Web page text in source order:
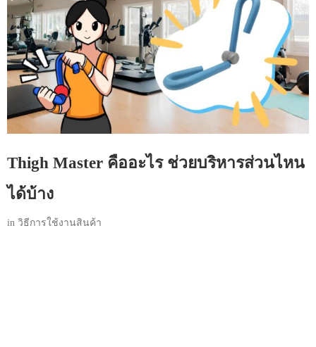
Thigh Master คืออะไร ช่วยบริหารส่วนไหน
ได้บ้าง
in วิธีการใช้งานสินค้า